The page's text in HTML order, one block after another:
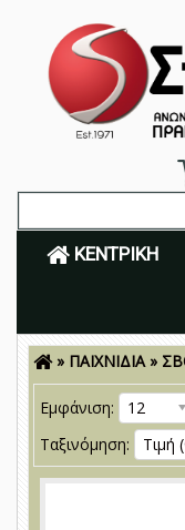
ΚΕΝΤΡΙΚΉ
» ΠΑΙΧΝΙΔΙΑ»
Εμφάνιση:
12
Ταξινόμηση:
Τιμή